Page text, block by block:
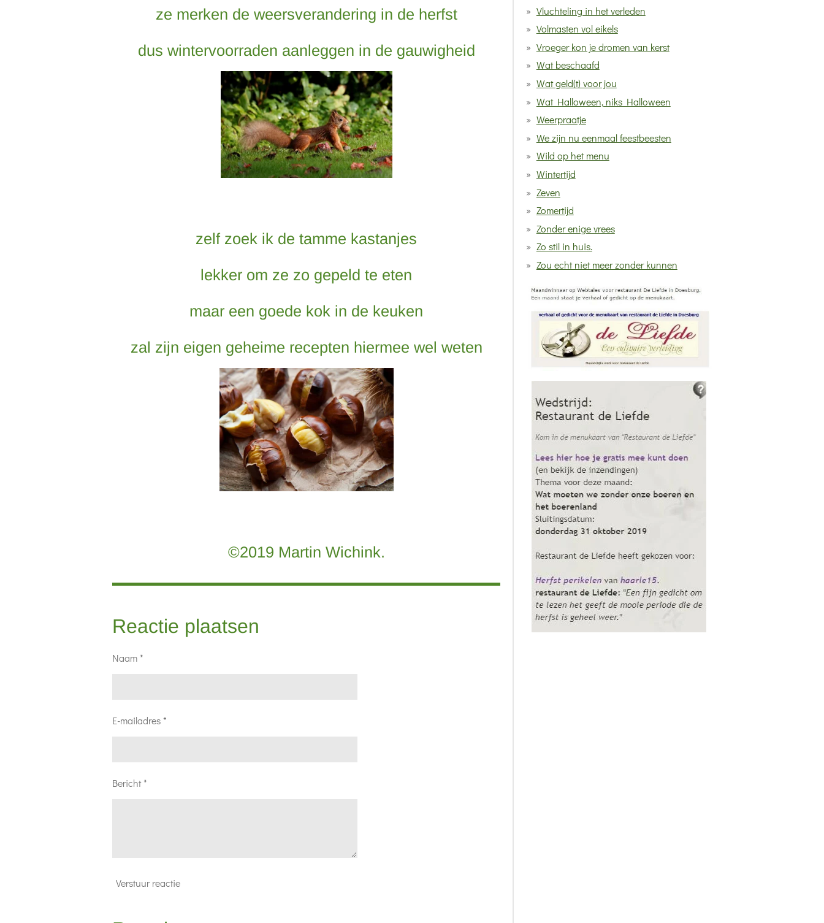
ze merken de weersverandering in de herfst
dus wintervoorraden aanleggen in de gauwigheid
zelf zoek ik de tamme kastanjes
lekker om ze zo gepeld te eten
maar een goede kok in de keuken
zal zijn eigen geheime recepten hiermee wel weten
©2019 Martin Wichink.
Reactie plaatsen
Naam *
E-mailadres *
Bericht *
Verstuur reactie
Vluchteling in het verleden
Volmasten vol eikels
Vroeger kon je dromen van kerst
Wat beschaafd
Wat geld(t) voor jou
Wat Halloween, niks Halloween
Weerpraatje
We zijn nu eenmaal feestbeesten
Wild op het menu
Wintertijd
Zeven
Zomertijd
Zonder enige vrees
Zo stil in huis.
Zou echt niet meer zonder kunnen